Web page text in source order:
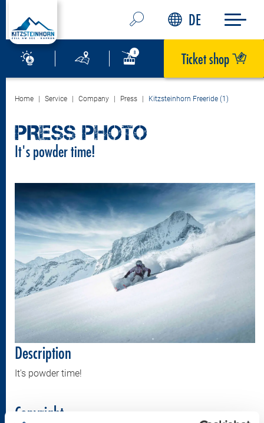
Ticket shop
DE
Home Service Company Press Kitzsteinhorn Freeride (1)
PRESS PHOTO
It's powder time!
Description
It's powder time!
Copyright